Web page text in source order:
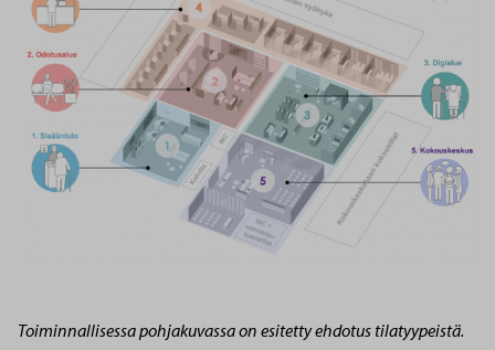
Toiminnallisessa pohjakuvassa on esitetty ehdotus tilatyypeistä.